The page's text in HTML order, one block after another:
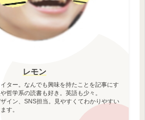
レモン
ター。なんでも興味を持たことを記事にす
哲学系の読書も好き。英語も少々。
イン、SNS担当。見やすくてわかりやすい
す。